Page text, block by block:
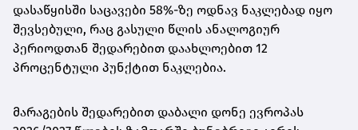
დასაწყისში საცავები 58%-ზე ოდნავ ნაკლებად იყო
შევსებული, რაც გასული წლის ანალოგიურ
პერიოდთან შედარებით დაახლოებით 12
პროცენტული პუნქტით ნაკლებია.
მარაგების შედარებით დაბალი დონე ევროპას